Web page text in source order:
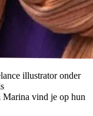
illustrator onder
vind je op hun